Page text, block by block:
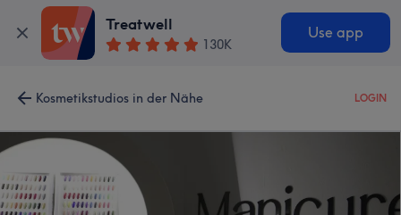
Treatwell
130K
Use app
Kosmetikstudios in der Nähe LOGIN